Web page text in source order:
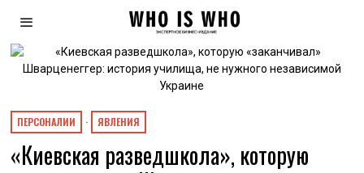
ПЕРСОНАЛИИ · ЯВЛЕНИЯ
«Киевская разведшкола», которую